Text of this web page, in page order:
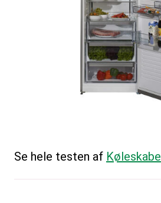
Se hele testen af Køleskabe